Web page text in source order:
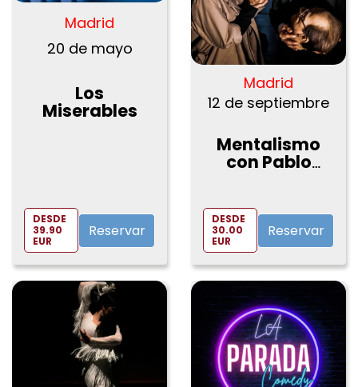
Madrid
20 de mayo
Los
Miserables
DESDE
39.90
EUR
Reservar
Madrid
12 de septiembre
Mentalismo
con Pablo
Cera de
Madrid
DESDE
30.00
EUR
Reservar